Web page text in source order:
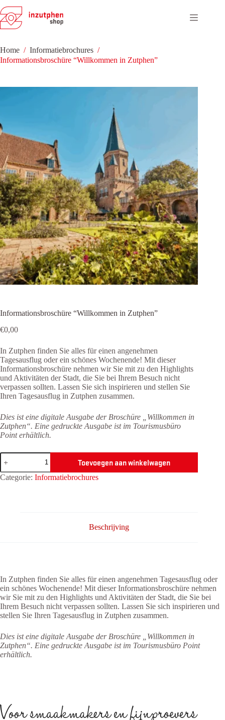
naar
de
inhoud
Home / Informatiebrochures /
Informationsbroschüre “Willkommen in Zutphen”
Informationsbroschüre “Willkommen in Zutphen”
€0,00
In Zutphen finden Sie alles für einen angenehmen
Tagesausflug oder ein schönes Wochenende! Mit dieser
Informationsbroschüre nehmen wir Sie mit zu den Highlights
und Aktivitäten der Stadt, die Sie bei Ihrem Besuch nicht
verpassen sollten. Lassen Sie sich inspirieren und stellen Sie
Ihren Tagesausflug in Zutphen zusammen.
Dies ist eine digitale Ausgabe der Broschüre „Willkommen in
Zutphen“. Eine gedruckte Ausgabe ist im Tourismusbüro
Point erhältlich.
Informationsbroschüre
"Willkommen
in
Zutphen"
Toevoegen aan winkelwagen
Categorie: Informatiebrochures
Beschrijving
In Zutphen finden Sie alles für einen angenehmen Tagesausflug oder
ein schönes Wochenende! Mit dieser Informationsbroschüre nehmen
wir Sie mit zu den Highlights und Aktivitäten der Stadt, die Sie bei
Ihrem Besuch nicht verpassen sollten. Lassen Sie sich inspirieren und
stellen Sie Ihren Tagesausflug in Zutphen zusammen.
Dies ist eine digitale Ausgabe der Broschüre „Willkommen in
Zutphen“. Eine gedruckte Ausgabe ist im Tourismusbüro Point
erhältlich.